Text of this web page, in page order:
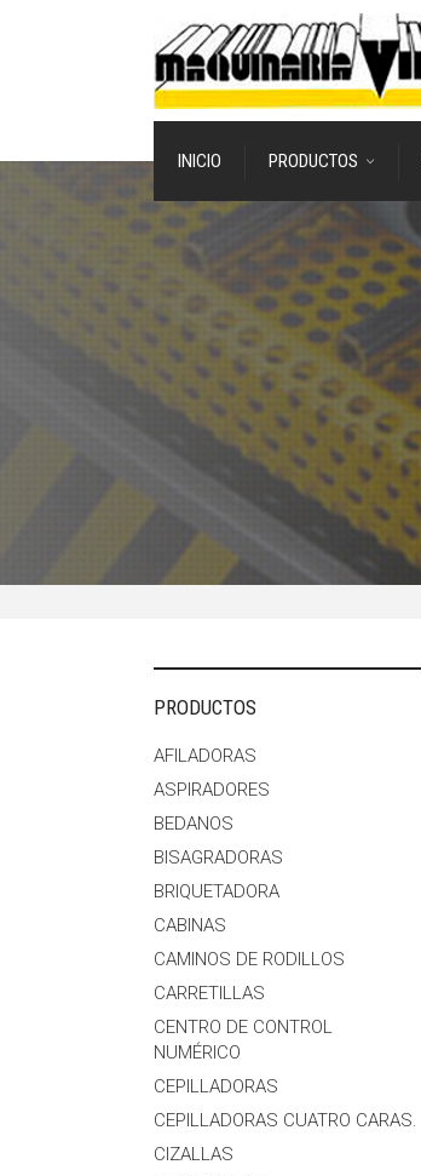
INICIO PRODUCTOS
PRODUCTOS
AFILADORAS
ASPIRADORES
BEDANOS
BISAGRADORAS
BRIQUETADORA
CABINAS
CAMINOS DE RODILLOS
CARRETILLAS
CENTRO DE CONTROL
NUMÉRICO
CEPILLADORAS
CEPILLADORAS CUATRO CARAS.
CIZALLAS